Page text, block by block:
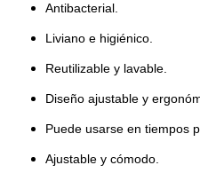
Antibacterial.
Liviano e higiénico.
Reutilizable y lavable.
Diseño ajustable y
Puede usarse en tiempos
Ajustable y cómodo.